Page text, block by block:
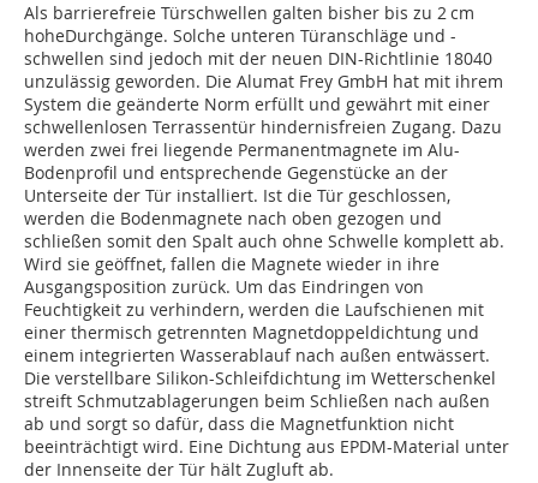
Als barrierefreie Türschwellen galten bisher bis zu 2 cm
hoheDurchgänge. Solche unteren Türanschläge und -
schwellen sind jedoch mit der neuen DIN-Richtlinie 18040
unzulässig geworden. Die Alumat Frey GmbH hat mit ihrem
System die geänderte Norm erfüllt und gewährt mit einer
schwellenlosen Terrassentür hindernisfreien Zugang. Dazu
werden zwei frei liegende Permanentmagnete im Alu-
Bodenprofil und entsprechende Gegenstücke an der
Unterseite der Tür installiert. Ist die Tür geschlossen,
werden die Bodenmagnete nach oben gezogen und
schließen somit den Spalt auch ohne Schwelle komplett ab.
Wird sie geöffnet, fallen die Magnete wieder in ihre
Ausgangsposition zurück. Um das Eindringen von
Feuchtigkeit zu verhindern, werden die Laufschienen mit
einer thermisch getrennten Magnetdoppeldichtung und
einem integrierten Wasserablauf nach außen entwässert.
Die verstellbare Silikon-Schleifdichtung im Wetterschenkel
streift Schmutzablagerungen beim Schließen nach außen
ab und sorgt so dafür, dass die Magnetfunktion nicht
beeinträchtigt wird. Eine Dichtung aus EPDM-Material unter
der Innenseite der Tür hält Zugluft ab.